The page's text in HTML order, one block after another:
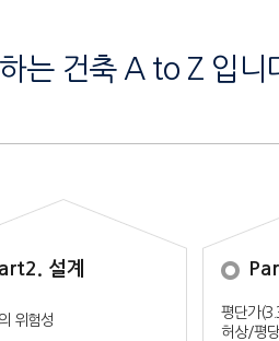
는 건축 A to Z 입니
설계
위험성
평단가
허상/평